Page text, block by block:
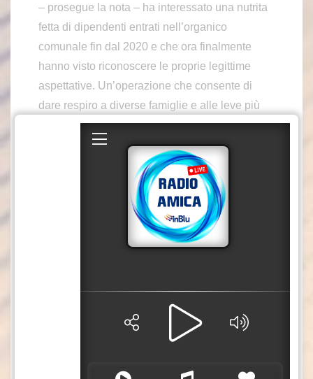
– prosegue la nota – ha interessato una nutrita
fetta di dipendenti entrati nell’organico
comunale fin dal 2020 e che ora finalmente
hanno visto riconoscere le proprie legittime
aspettative. Un’operazione che consente di
dare respiro a diverse famiglie e alle leve più
giovani che ora possono programmare il
proprio futuro con maggiore certezza.
L’amministrazione comunale, dal canto suo,
può fare conto su un pezzo del personale
sicuramente più motivato e che potrà
rispondere maggiormente alle esigenze
organizzative dell’ente. Auspichiamo che
lavoro, possa rappresentare sempre la bussola
di riferimento per tutte le politiche sul personale
della pubblica amministrazione. Catanzaro e il